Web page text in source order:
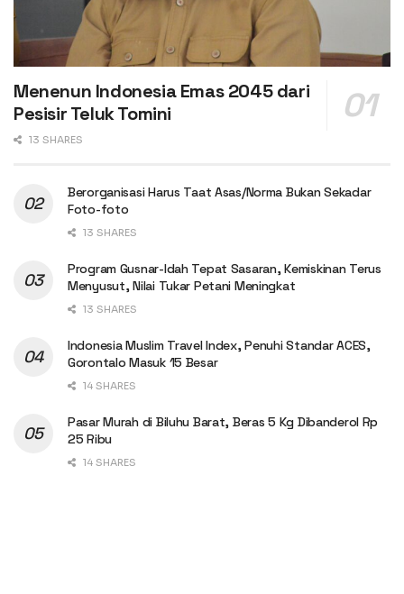
Menenun Indonesia Emas 2045 dari
Pesisir Teluk Tomini
13 SHARES
Berorganisasi Harus Taat Asas/Norma Bukan Sekadar
Foto-foto
13 SHARES
Program Gusnar-Idah Tepat Sasaran, Kemiskinan Terus
Menyusut, Nilai Tukar Petani Meningkat
13 SHARES
Indonesia Muslim Travel Index, Penuhi Standar ACES,
Gorontalo Masuk 15 Besar
14 SHARES
Pasar Murah di Biluhu Barat, Beras 5 Kg Dibanderol Rp
25 Ribu
14 SHARES